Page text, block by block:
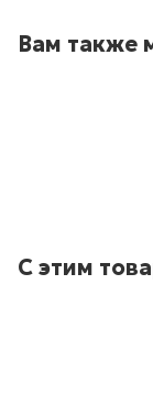
Вам также
С этим